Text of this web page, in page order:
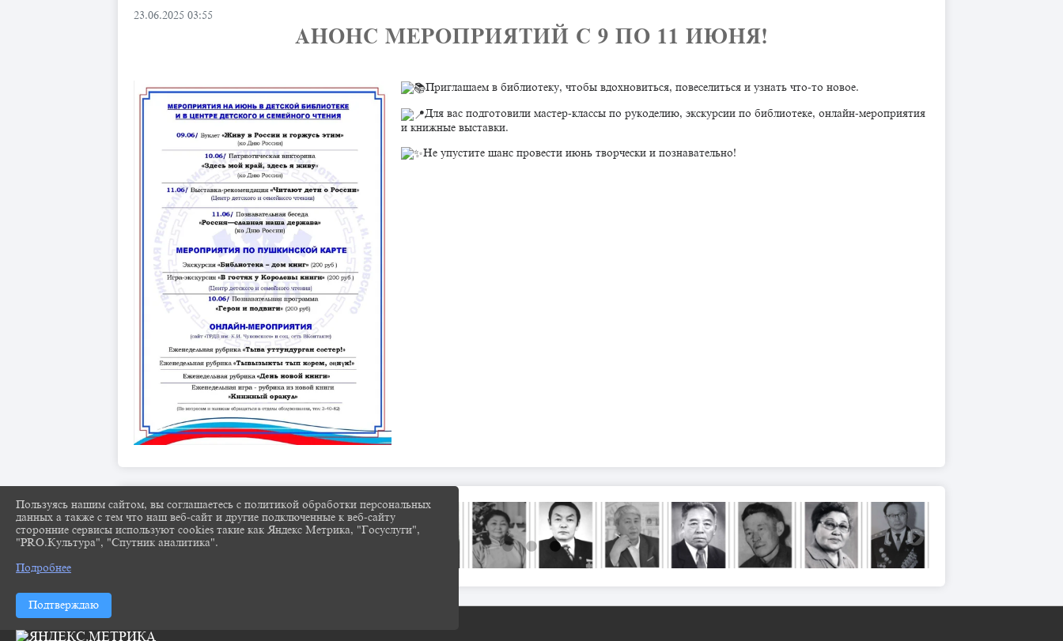
23.06.2025 03:55
АНОНС МЕРОПРИЯТИЙ С 9 ПО 11 ИЮНЯ!
Приглашаем в библиотеку, чтобы вдохновиться, повеселиться и узнать что-то новое.
Для вас подготовили мастер-классы по рукоделию, экскурсии по библиотеке, онлайн-мероприятия
и книжные выставки.
Не упустите шанс провести июнь творчески и познавательно!
Пользуясь нашим сайтом, вы соглашаетесь с политикой обработки персональных
данных а также с тем что наш веб-сайт и другие подключенные к веб-сайту
сторонние сервисы используют cookies такие как Яндекс Метрика, "Госуслуги",
"PRO.Культура", "Спутник аналитика".
Подробнее
Подтверждаю